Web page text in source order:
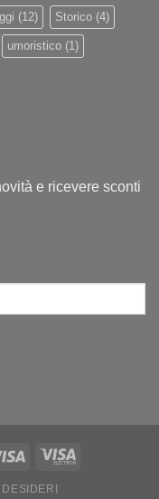
(12) Storico (4)
umoristico (1)
e ricevere sconti